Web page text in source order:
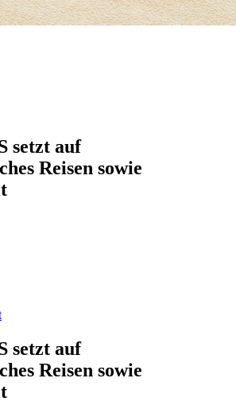
setzt auf
Reisen sowie
setzt auf
Reisen sowie